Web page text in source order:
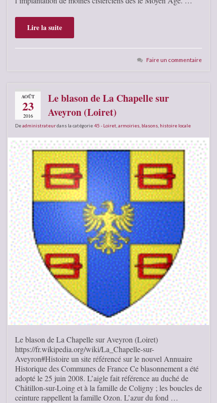
Lire la suite
Faire un commentaire
AOÛT
23
2016
Le blason de La Chapelle sur
Aveyron (Loiret)
Deadministrateurdans la catégorie45 - Loiret armoiries, blasons histoire locale
Le blason de La Chapelle sur Aveyron (Loiret)
https://fr.wikipedia.org/wiki/La_Chapelle-sur-
Aveyron#Histoire un site référencé sur le nouvel Annuaire
Historique des Communes de France Ce blasonnement a été
adopté le 25 juin 2008. L’aigle fait référence au duché de
Châtillon-sur-Loing et à la famille de Coligny ; les boucles de
ceinture rappellent la famille Ozon. L’azur du fond …